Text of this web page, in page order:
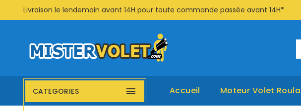
Livraison le lendemain avant 14H pour toute commande passée avant 14H*
Accueil Moteur Volet
CATEGORIES 